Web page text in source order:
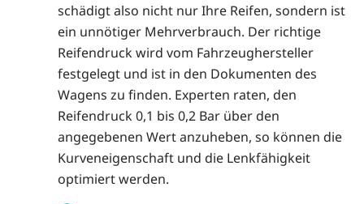
schädigt also nicht nur Ihre Reifen, sondern ist
ein unnötiger Mehrverbrauch. Der richtige
Reifendruck wird vom Fahrzeughersteller
festgelegt und ist in den Dokumenten des
Wagens zu finden. Experten raten, den
Reifendruck 0,1 bis 0,2 Bar über den
angegebenen Wert anzuheben, so können die
Kurveneigenschaft und die Lenkfähigkeit
optimiert werden.